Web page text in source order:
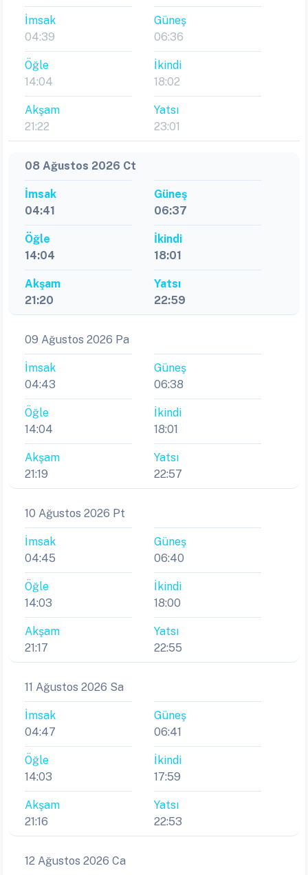
İmsak
04:39
Güneş
06:36
Öğle
14:04
İkindi
18:02
Akşam
21:22
Yatsı
23:01
08 Ağustos 2026 Ct
İmsak
04:41
Güneş
06:37
Öğle
14:04
İkindi
18:01
Akşam
21:20
Yatsı
22:59
09 Ağustos 2026 Pa
İmsak
04:43
Güneş
06:38
Öğle
14:04
İkindi
18:01
Akşam
21:19
Yatsı
22:57
10 Ağustos 2026 Pt
İmsak
04:45
Güneş
06:40
Öğle
14:03
İkindi
18:00
Akşam
21:17
Yatsı
22:55
11 Ağustos 2026 Sa
İmsak
04:47
Güneş
06:41
Öğle
14:03
İkindi
17:59
Akşam
21:16
Yatsı
22:53
12 Ağustos 2026 Ca